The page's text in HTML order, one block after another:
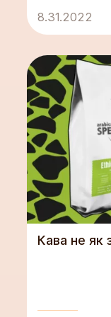
8.31.2022
Кава не як